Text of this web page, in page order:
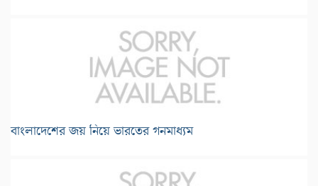
বাংলাদেশের জয় নিয়ে ভারতের গনমাধ্যম